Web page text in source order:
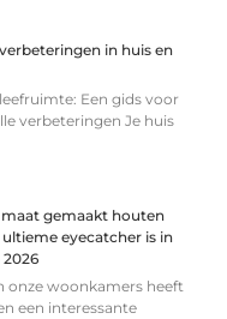
in huis en
Een gids voor
verbeteringen Je huis
gemaakt houten
eyecatcher is in
onze woonkamers heeft
een interessante